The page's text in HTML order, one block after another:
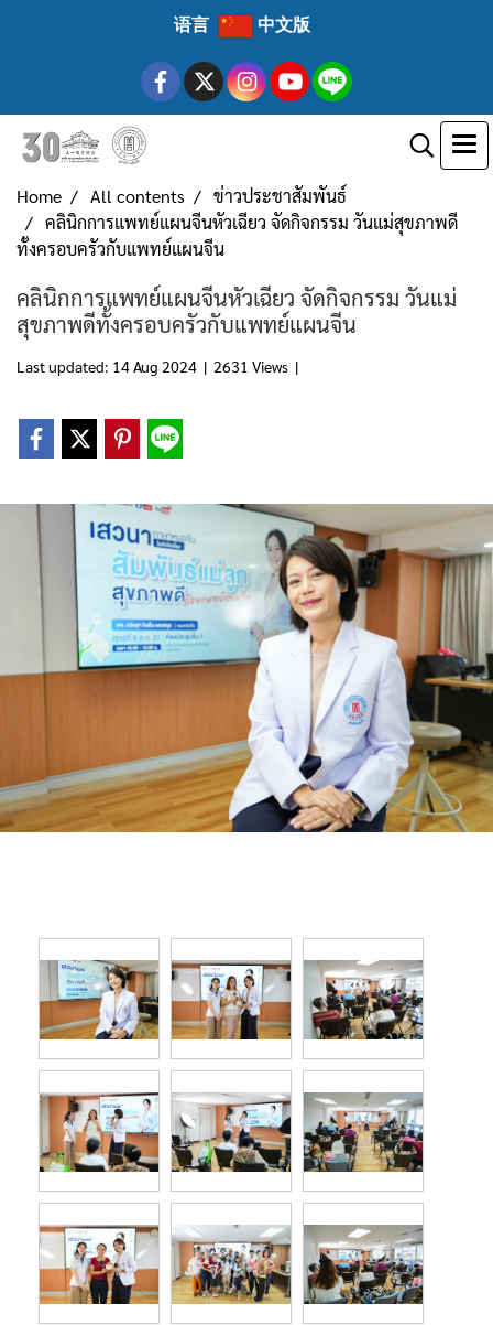
语言 中文版
Home All contents
ข่าวประชาสัมพันธ์
คลินิกการแพทย์แผนจีนหัวเฉียว จัดกิจกรรม วันแม่สุขภาพดี
ทั้งครอบครัวกับแพทย์แผนจีน
คลินิกการแพทย์แผนจีนหัวเฉียว จัดกิจกรรม วันแม่
สุขภาพดีทั้งครอบครัวกับแพทย์แผนจีน
Last updated: 14 Aug 2024 | 2631 Views |